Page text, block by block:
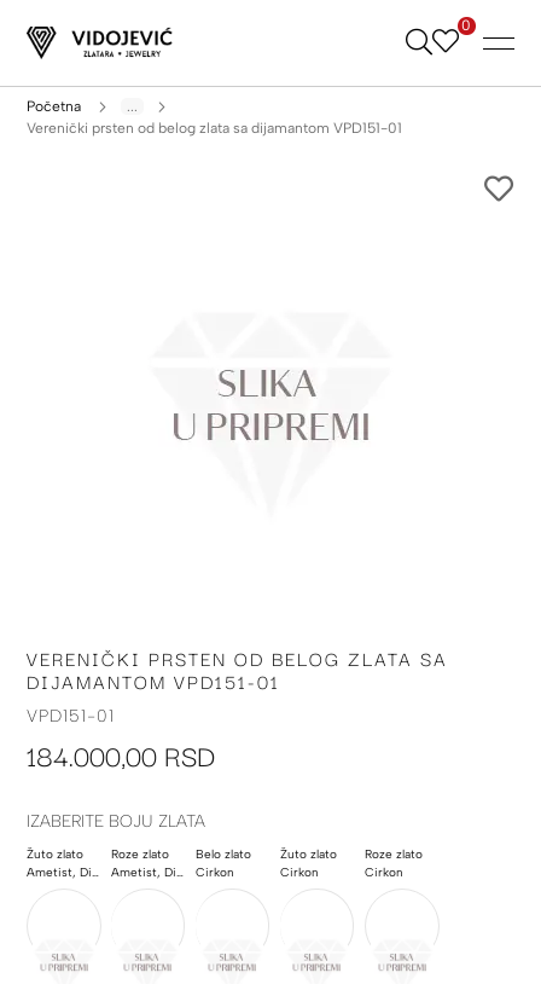
Skip
0
Početna
...
Verenički prsten od belog zlata sa dijamantom VPD151-01
Skip
to
the
of
gallery
VERENIČKI PRSTEN OD BELOG ZLATA SA
DIJAMANTOM VPD151-01
VPD151-01
184.000,00 RSD
IZABERITE BOJU ZLATA
Žuto zlato
Ametist, Dijamant, Poludragi kamen
Roze zlato
Ametist, Dijamant, Poludragi kamen
Belo zlato
Cirkon
Žuto zlato
Cirkon
Roze zlato
Cirkon